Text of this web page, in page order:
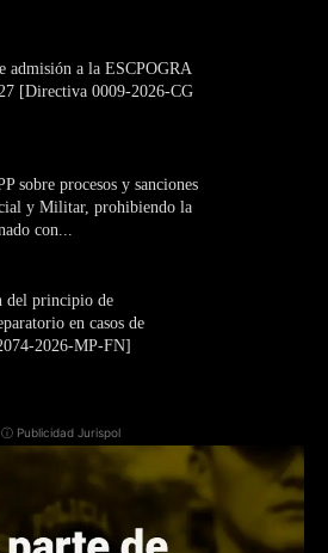
admisión a la ESCPOGRA
[Directiva 0009-2026-CG
sobre procesos y sanciones
y Militar, prohibiendo la
con...
del principio de
en casos de
2026-MP-FN]
ⓘ Publicidad Jurispol